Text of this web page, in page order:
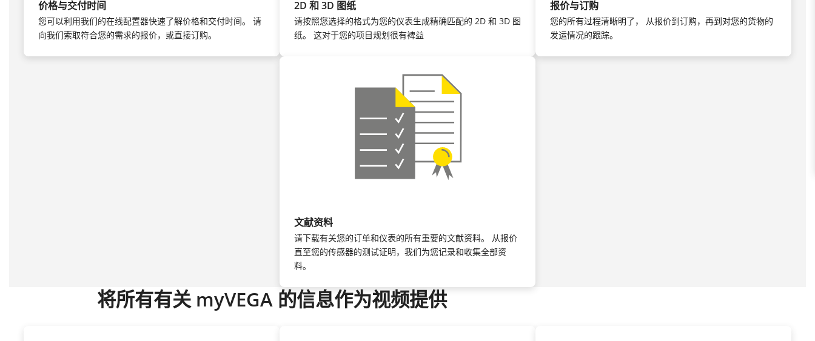
价格与交付时间
您可以利用我们的在线配置器快速了解价格和交付时间。 请
向我们索取符合您的需求的报价，或直接订购。
2D 和 3D 图纸
请按照您选择的格式为您的仪表生成精确匹配的 2D 和 3D 图
纸。 这对于您的项目规划很有裨益
报价与订购
您的所有过程清晰明了， 从报价到订购，再到对您的货物的
发运情况的跟踪。
文献资料
请下载有关您的订单和仪表的所有重要的文献资料。 从报价
直至您的传感器的测试证明，我们为您记录和收集全部资
料。
将所有有关 myVEGA 的信息作为视频提供